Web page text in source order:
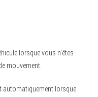
lorsque vous n’êtes
mouvement.
automatiquement lorsque